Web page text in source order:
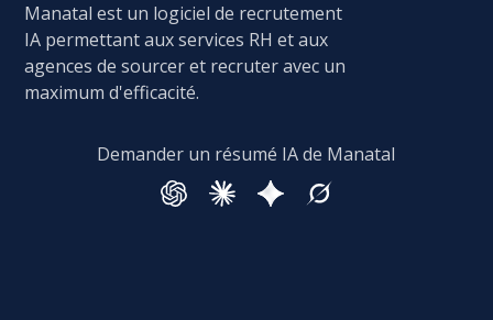
Manatal est un logiciel de recrutement
IA permettant aux services RH et aux
agences de sourcer et recruter avec un
maximum d'efficacité.
Demander un résumé IA de Manatal